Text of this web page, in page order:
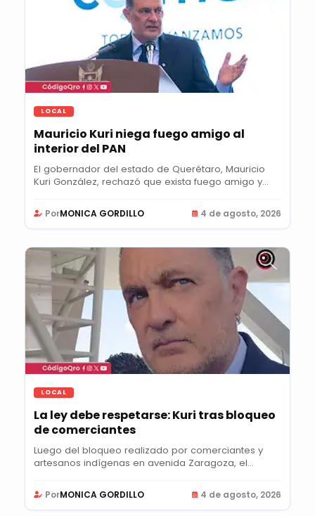
LOCAL
Mauricio Kuri niega fuego amigo al
interior del PAN
El gobernador del estado de Querétaro, Mauricio
Kuri González, rechazó que exista fuego amigo y...
PorMONICA GORDILLO 4 de agosto, 2026
LOCAL
La ley debe respetarse: Kuri tras bloqueo
de comerciantes
Luego del bloqueo realizado por comerciantes y
artesanos indígenas en avenida Zaragoza, el...
PorMONICA GORDILLO 4 de agosto, 2026